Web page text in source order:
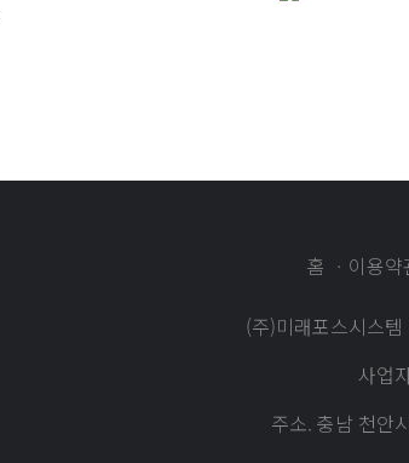
홈 이용약
(주)미래포스시스템
사업
주소. 충남 천안